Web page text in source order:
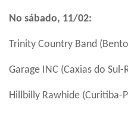
No sábado, 11/02:
Trinity Country Band
Garage INC (Caxias do Sul-
Hillbilly Rawhide (Curitiba-